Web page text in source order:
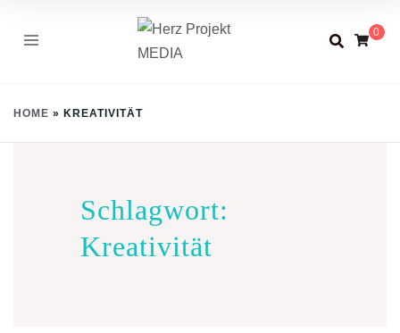
0
HOME » KREATIVITÄT
Schlagwort:
Kreativität